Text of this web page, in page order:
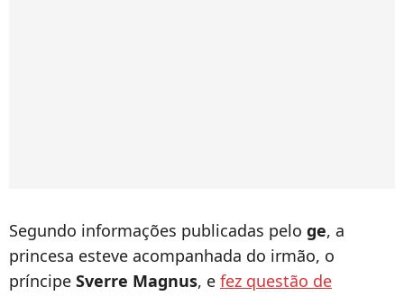
Segundo informações publicadas pelo ge, a
princesa esteve acompanhada do irmão, o
príncipe Sverre Magnus, e fez questão de